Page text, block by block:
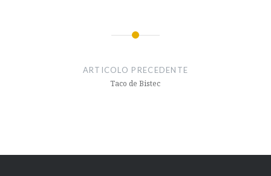
ARTICOLO PRECEDENTE
Taco de Bistec